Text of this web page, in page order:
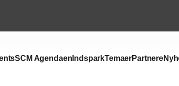
SCM Agendaen IndsparkTemaerPartnere